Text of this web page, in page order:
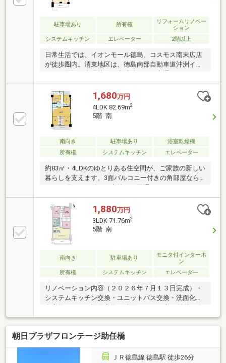
駐車場あり 所有権
リフォームリノベー
ション
システムキッチン
エレベーター 2階以上
日常生活では、イオンモール徳島、コスモス南末広店
が徒歩圏内。渭東地区は、徳島南部自動車道沖洲イン
ターの開設や東環状線の完成後には、交通アクセスが
より便利になるエリアです。
1,680万円
4LDK 82.69m2
5階 南
南向き 駐車場あり
浴室乾燥機
所有権
システムキッチン エレベーター
約83㎡・4LDKのゆとりある住空間が、ご家族の新しい
暮らしを支えます。3面バルコニー付きの角部屋なら
ではの明るい陽射しと心地よい風通し、バルコニーか
らの開放的な眺望は、毎日の暮らしにゆとりと癒しを
もたらします。天井・壁クロスを全面張り替え、IHク
ッキングヒーターも新しく交換するリフォームを実
施。さらに、イオンモール徒歩圏という便利な立地
で、毎日のお買い物から休日のお出かけまで快適で
す。玄関前には角部屋だけのゆとりある専用スペース
もあり、戸建てのような独立感も魅力。家族が心地よ
く、長く暮らせる住まいをぜひご覧ください。
1,880万円
3LDK 71.76m2
5階 南
南向き 駐車場あり
モニタ付インターホ
ン
所有権
システムキッチン エレベーター
リノベーション内容（２０２６年７月１３日完成）・
システムキッチン交換・ユニットバス交換・洗面化粧
台交換・トイレ設備交換・洗面・トイレ床CF貼替・全
室フローリング張替・全室天井・壁クロス張替・建具
交換・ハウスクリーニングなど
朝日プラザフロンテージ助任橋
ＪＲ徳島線 徳島駅 徒歩26分